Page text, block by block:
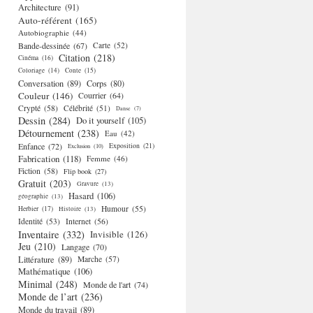
Architecture (91)
Auto-référent (165)
Autobiographie (44)
Bande-dessinée (67) Carte (52)
Cinéma (16) Citation (218)
Coloriage (14) Conte (15)
Conversation (89) Corps (80)
Couleur (146) Courrier (64)
Crypté (58) Célébrité (51) Danse (7)
Dessin (284) Do it yourself (105)
Détournement (238) Eau (42)
Enfance (72) Exclusion (10) Exposition (21)
Fabrication (118) Femme (46)
Fiction (58) Flip book (27)
Gratuit (203) Gravure (13)
géographie (13) Hasard (106)
Herbier (17) Histoire (13) Humour (55)
Identité (53) Internet (56)
Inventaire (332) Invisible (126)
Jeu (210) Langage (70)
Littérature (89) Marche (57)
Mathématique (106)
Minimal (248) Monde de l'art (74)
Monde de l’art (236)
Monde du travail (89)